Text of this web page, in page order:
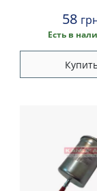
1996
1992
Purflux
QH
Shafer
UFI
VAG
58
Есть в